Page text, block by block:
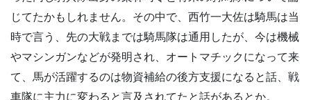
じてたかもしれません。その中で、西竹一大佐は騎馬は当
時で言う、先の大戦までは騎馬隊は通用したが、今は機械
やマシンガンなどが発明され、オートマチックになって来
て、馬が活躍するのは物資補給の後方支援になると話、戦
車隊に主力に変わると言及されてたと話があるとか。